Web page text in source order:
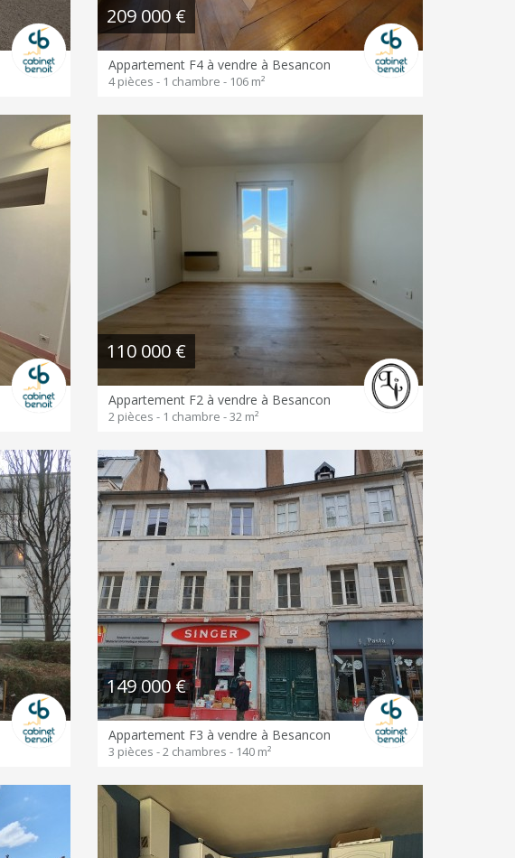
209 000 €
Appartement F4 à vendre à Besancon
4 pièces - 1 chambre - 106 m²
110 000 €
Appartement F2 à vendre à Besancon
2 pièces - 1 chambre - 32 m²
149 000 €
Appartement F3 à vendre à Besancon
3 pièces - 2 chambres - 140 m²